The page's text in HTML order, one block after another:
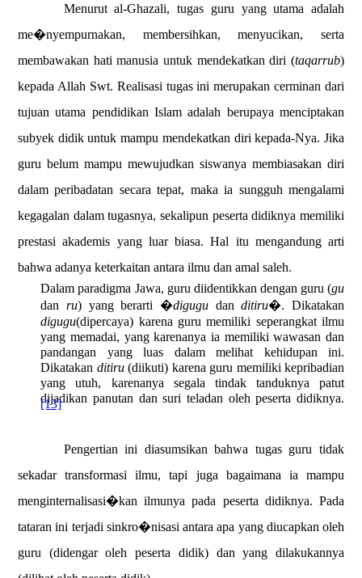
Menurut al-Ghazali, tugas guru yang utama adalah
me�nyempurnakan, membersihkan, menyucikan, serta
membawakan hati manusia untuk mendekatkan diri (taqarrub)
kepada Allah Swt. Realisasi tugas ini merupakan cerminan dari
tujuan utama pendidikan Islam adalah berupaya menciptakan
subyek didik untuk mampu mendekatkan diri kepada-Nya. Jika
guru belum mampu mewujudkan siswanya membiasakan diri
dalam peribadatan secara tepat, maka ia sungguh mengalami
kegagalan dalam tugasnya, sekalipun peserta didiknya memiliki
prestasi akademis yang luar biasa. Hal itu mengandung arti
bahwa adanya keterkaitan antara ilmu dan amal saleh.
Dalam paradigma Jawa, guru diidentikkan dengan guru (gu
danru) yang berarti �digugu danditiru�. Dikatakan
digugu(dipercaya) karena guru memiliki seperangkat ilmu
yang memadai, yang karenanya ia memiliki wawasan dan
pandangan yang luas dalam melihat kehidupan ini.
Dikatakan ditiru(diikuti) karena guru memiliki kepribadian
yang utuh, karenanya segala tindak tanduknya patut
dijadikan panutan dan suri teladan oleh peserta didiknya.
[13]
Pengertian ini diasumsikan bahwa tugas guru tidak
sekadar transformasi ilmu, tapi juga bagaimana ia mampu
menginternalisasi�kan ilmunya pada peserta didiknya. Pada
tataran ini terjadi sinkro�nisasi antara apa yang diucapkan oleh
guru (didengar oleh peserta didik) dan yang dilakukannya